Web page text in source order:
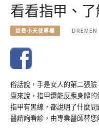
看看指甲、
益曼小天使專欄 DREMEN
俗話說，手是女人的第二張
康來說，指甲還能反應身體
指甲有黑線，都說明了什麼
醫諮詢看診，由專業醫師替您